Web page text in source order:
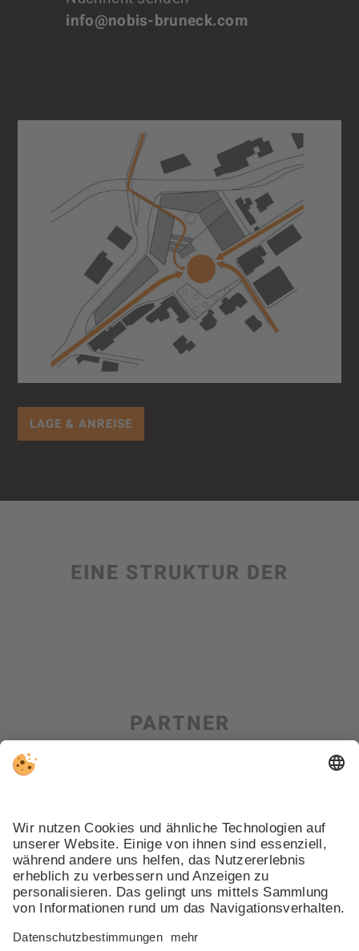
info@nobis-bruneck.com
LAGE & ANREISE
EINE STRUKTUR DER
PARTNER